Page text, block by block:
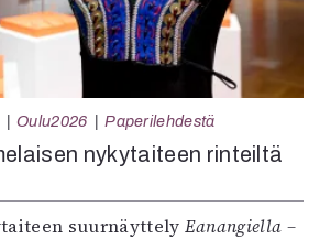
Oulu2026 Paperilehdestä
nykytaiteen rinteiltä
suurnäyttely Eanangiella –